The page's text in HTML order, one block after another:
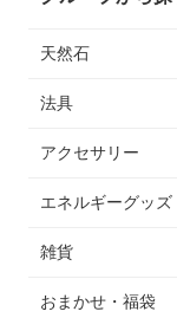
天然石
法具
アクセサリー
エネルギーグッズ
雑貨
おまかせ・福袋